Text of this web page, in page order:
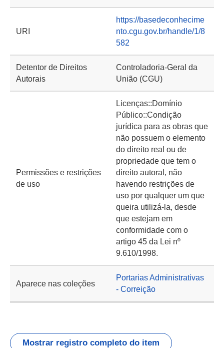
URI
https://basedeconhecime
nto.cgu.gov.br/handle/1/8
582
Detentor de Direitos
Autorais
Controladoria-Geral da
União (CGU)
Permissões e restrições
de uso
Licenças::Domínio
Público::Condição
jurídica para as obras que
não possuem o elemento
do direito real ou de
propriedade que tem o
direito autoral, não
havendo restrições de
uso por qualquer um que
queira utilizá-la, desde
que estejam em
conformidade com o
artigo 45 da Lei nº
9.610/1998.
Aparece nas coleções
Portarias Administrativas
- Correição
Mostrar registro completo do item